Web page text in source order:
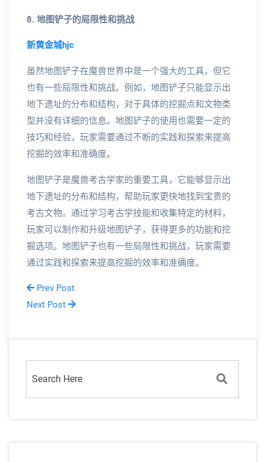
8. 地图铲子的局限性和挑战
新黄金城hjc
虽然地图铲子在魔兽世界中是一个强大的工具，但它
也有一些局限性和挑战。例如，地图铲子只能显示出
地下遗址的分布和结构，对于具体的挖掘点和文物类
型并没有详细的信息。地图铲子的使用也需要一定的
技巧和经验，玩家需要通过不断的实践和探索来提高
挖掘的效率和准确度。
地图铲子是魔兽考古学家的重要工具，它能够显示出
地下遗址的分布和结构，帮助玩家更快地找到宝贵的
考古文物。通过学习考古学技能和收集特定的材料，
玩家可以制作和升级地图铲子，获得更多的功能和挖
掘选项。地图铲子也有一些局限性和挑战，玩家需要
通过实践和探索来提高挖掘的效率和准确度。
Prev Post
Next Post